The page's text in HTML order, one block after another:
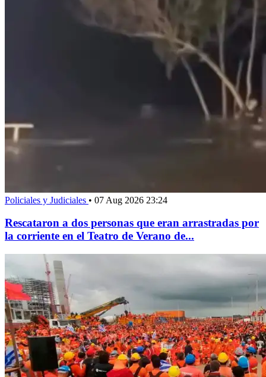
Policiales y Judiciales • 07 Aug 2026 23:24
Rescataron a dos personas que eran arrastradas por
la corriente en el Teatro de Verano de...